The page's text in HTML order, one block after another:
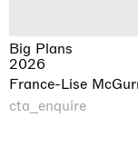
Big Plans
2026
France-Lise
cta_enquire